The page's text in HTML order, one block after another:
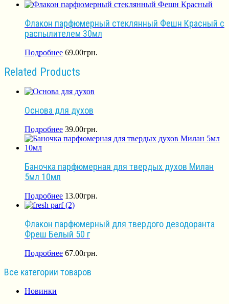
Флакон парфюмерный стеклянный Фешн Красный с
распылителем 30мл
Подробнее 69.00грн.
Related Products
Основа для духов
Подробнее 39.00грн.
Баночка парфюмерная для твердых духов Милан
5мл 10мл
Подробнее 13.00грн.
Флакон парфюмерный для твердого дезодоранта
Фреш Белый 50 г
Подробнее 67.00грн.
Все категории товаров
Новинки